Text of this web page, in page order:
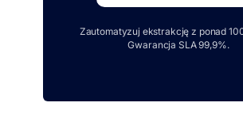
Zautomatyzuj ekstrakcję z ponad
Gwarancja SLA 99,9%.